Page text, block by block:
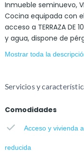
Inmueble seminuevo,
Cocina equipada con
acceso a TERRAZA DE
y agua, dispone de
Dos cuartos de baño
La vivienda dispone de
Respecto a las
Mostrar toda la
Servicios y
Comodidades
Acceso y vivienda
reducida